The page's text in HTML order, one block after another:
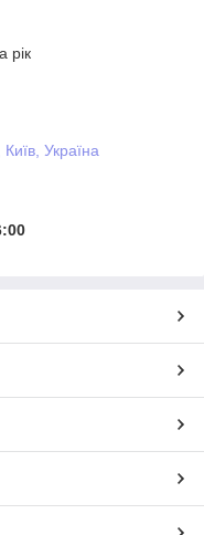
рік
Україна